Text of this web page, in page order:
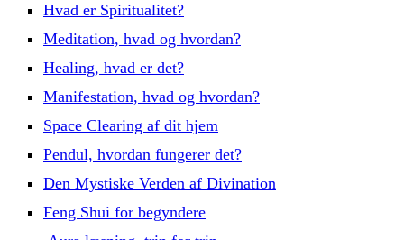
Hvad er Spiritualitet?
Meditation, hvad og hvordan?
Healing, hvad er det?
Manifestation, hvad og hvordan?
Space Clearing af dit hjem
Pendul, hvordan fungerer det?
Den Mystiske Verden af Divination
Feng Shui for begyndere